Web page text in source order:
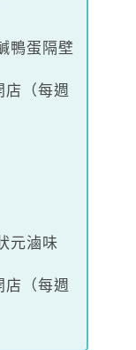
鴨蛋隔壁
店（每週
元滷味
店（每週